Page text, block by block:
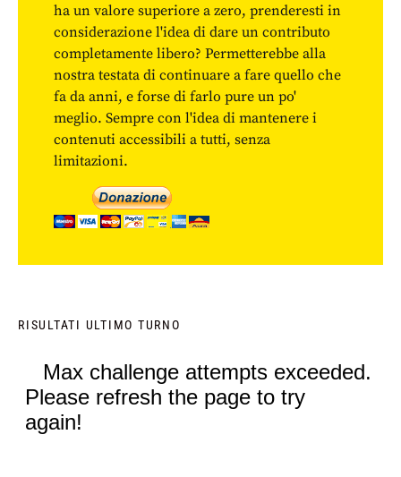
ha un valore superiore a zero, prenderesti in
considerazione l'idea di dare un contributo
completamente libero? Permetterebbe alla
nostra testata di continuare a fare quello che
fa da anni, e forse di farlo pure un po'
meglio. Sempre con l'idea di mantenere i
contenuti accessibili a tutti, senza
limitazioni.
RISULTATI ULTIMO TURNO